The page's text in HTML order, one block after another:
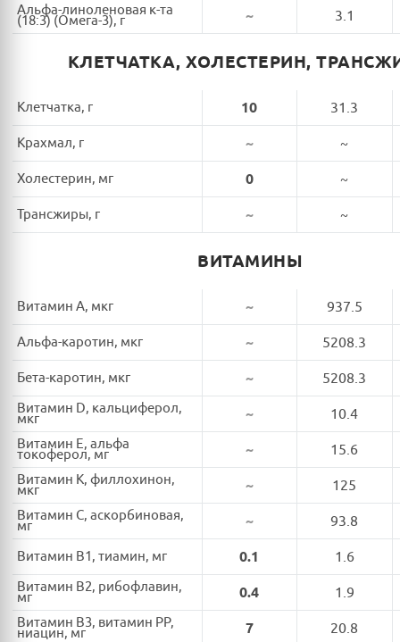
Альфа-линоленовая к-та
(18:3) (Омега-3), г ~ 3.1
КЛЕТЧАТКА, ХОЛЕСТЕРИН,
Клетчатка, г 10 31.3
Крахмал, г ~ ~
Холестерин, мг 0 ~
Трансжиры, г ~ ~
ВИТАМИНЫ
Витамин A, мкг ~ 937.5
Альфа-каротин, мкг ~ 5208.3
Бета-каротин, мкг ~ 5208.3
Витамин D, кальциферол,
мкг ~ 10.4
Витамин E, альфа
токоферол, мг ~ 15.6
Витамин K, филлохинон,
мкг ~ 125
Витамин C, аскорбиновая,
мг ~ 93.8
Витамин B1, тиамин, мг 0.1 1.6
Витамин B2, рибофлавин,
мг 0.4 1.9
Витамин B3, витамин PP,
ниацин, мг 7 20.8